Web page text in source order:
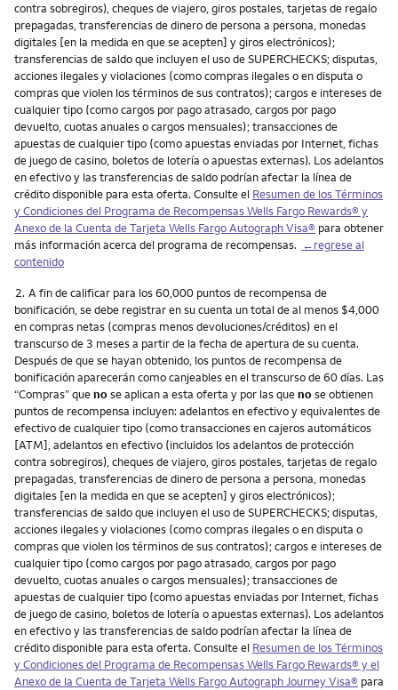
contra sobregiros), cheques de viajero, giros postales, tarjetas de regalo
prepagadas, transferencias de dinero de persona a persona, monedas
digitales [en la medida en que se acepten] y giros electrónicos);
transferencias de saldo que incluyen el uso de SUPERCHECKS; disputas,
acciones ilegales y violaciones (como compras ilegales o en disputa o
compras que violen los términos de sus contratos); cargos e intereses de
cualquier tipo (como cargos por pago atrasado, cargos por pago
devuelto, cuotas anuales o cargos mensuales); transacciones de
apuestas de cualquier tipo (como apuestas enviadas por Internet, fichas
de juego de casino, boletos de lotería o apuestas externas). Los adelantos
en efectivo y las transferencias de saldo podrían afectar la línea de
crédito disponible para esta oferta. Consulte el Resumen de los Términos
y Condiciones del Programa de Recompensas Wells Fargo Rewards® y
Anexo de la Cuenta de Tarjeta Wells Fargo Autograph Visa® para obtener
más información acerca del programa de recompensas. ←regrese al
contenido
Nota
2. A fin de calificar para los 60,000 puntos de recompensa de
bonificación, se debe registrar en su cuenta un total de al menos $4,000
en compras netas (compras menos devoluciones/créditos) en el
transcurso de 3 meses a partir de la fecha de apertura de su cuenta.
Después de que se hayan obtenido, los puntos de recompensa de
bonificación aparecerán como canjeables en el transcurso de 60 días. Las
“Compras” quenose aplican a esta oferta y por las quenose obtienen
puntos de recompensa incluyen: adelantos en efectivo y equivalentes de
efectivo de cualquier tipo (como transacciones en cajeros automáticos
[ATM], adelantos en efectivo (incluidos los adelantos de protección
contra sobregiros), cheques de viajero, giros postales, tarjetas de regalo
prepagadas, transferencias de dinero de persona a persona, monedas
digitales [en la medida en que se acepten] y giros electrónicos);
transferencias de saldo que incluyen el uso de SUPERCHECKS; disputas,
acciones ilegales y violaciones (como compras ilegales o en disputa o
compras que violen los términos de sus contratos); cargos e intereses de
cualquier tipo (como cargos por pago atrasado, cargos por pago
devuelto, cuotas anuales o cargos mensuales); transacciones de
apuestas de cualquier tipo (como apuestas enviadas por Internet, fichas
de juego de casino, boletos de lotería o apuestas externas). Los adelantos
en efectivo y las transferencias de saldo podrían afectar la línea de
crédito disponible para esta oferta. Consulte el Resumen de los Términos
y Condiciones del Programa de Recompensas Wells Fargo Rewards® y el
Anexo de la Cuenta de Tarjeta Wells Fargo Autograph Journey Visa® para